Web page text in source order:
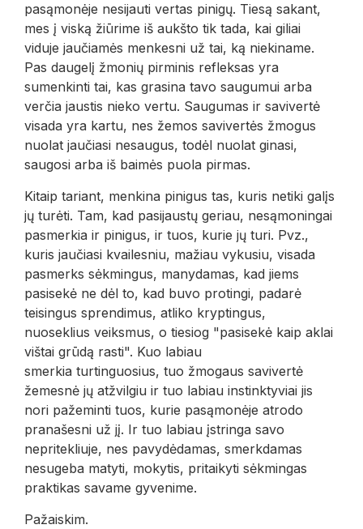
pasąmonėje nesijauti vertas pinigų. Tiesą sakant,
mes į viską žiūrime iš aukšto tik tada, kai giliai
viduje jaučiamės menkesni už tai, ką niekiname.
Pas daugelį žmonių pirminis refleksas yra
sumenkinti tai, kas grasina tavo saugumui arba
verčia jaustis nieko vertu. Saugumas ir savivertė
visada yra kartu, nes žemos savivertės žmogus
nuolat jaučiasi nesaugus, todėl nuolat ginasi,
saugosi arba iš baimės puola pirmas.
Kitaip tariant, menkina pinigus tas, kuris netiki galįs
jų turėti. Tam, kad pasijaustų geriau, nesąmoningai
pasmerkia ir pinigus, ir tuos, kurie jų turi. Pvz.,
kuris jaučiasi kvailesniu, mažiau vykusiu, visada
pasmerks sėkmingus, manydamas, kad jiems
pasisekė ne dėl to, kad buvo protingi, padarė
teisingus sprendimus, atliko kryptingus,
nuoseklius veiksmus, o tiesiog "pasisekė kaip aklai
vištai grūdą rasti". Kuo labiau
smerkia turtinguosius, tuo žmogaus savivertė
žemesnė jų atžvilgiu ir tuo labiau instinktyviai jis
nori pažeminti tuos, kurie pasąmonėje atrodo
pranašesni už jį. Ir tuo labiau įstringa savo
nepritekliuje, nes pavydėdamas, smerkdamas
nesugeba matyti, mokytis, pritaikyti sėkmingas
praktikas savame gyvenime.
Pažaiskim.